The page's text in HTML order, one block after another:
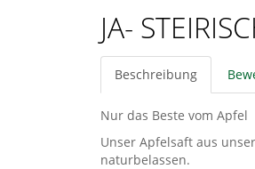
JA-
Beschreibung
Nur das Beste vom Apfel
Unser Apfelsaft aus
naturbelassen.